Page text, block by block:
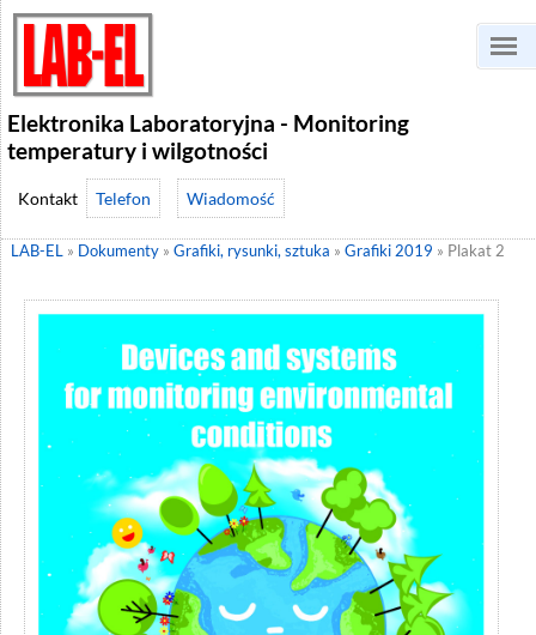
Elektronika Laboratoryjna - Monitoring
temperatury i wilgotności
Telefon Wiadomość
LAB-EL » Dokumenty » Grafiki, rysunki, sztuka » Grafiki 2019 » Plakat 2